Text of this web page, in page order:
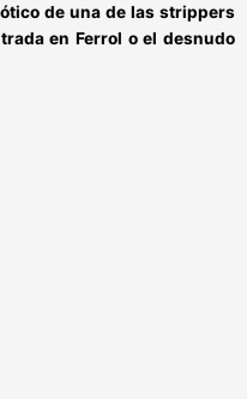
de una de las strippers
en Ferrol o el desnudo